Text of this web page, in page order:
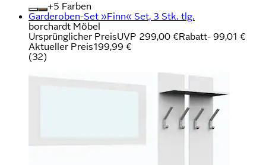
+
Farben
Garderoben-Set »Finn« Set, 3 Stk. tlg.
borchardt Möbel
Ursprünglicher PreisUVP 299,00 €Rabatt- 99,01 €
Aktueller Preis199,99 €
(32)